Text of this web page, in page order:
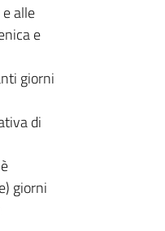
alle
e
giorni
di
giorni